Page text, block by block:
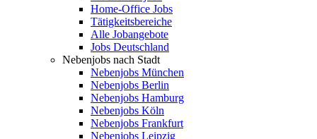
Home-Office Jobs
Tätigkeitsbereiche
Alle Jobangebote
Jobs Deutschland
Nebenjobs nach Stadt
Nebenjobs München
Nebenjobs Berlin
Nebenjobs Hamburg
Nebenjobs Köln
Nebenjobs Frankfurt
Nebenjobs Leipzig